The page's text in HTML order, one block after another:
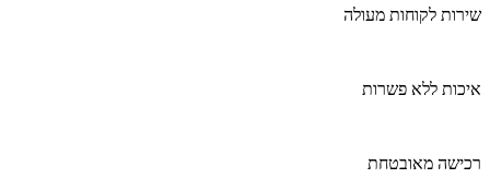
שירות לקוחות מעולה
איכות ללא פשרות
רכישה מאובטחת